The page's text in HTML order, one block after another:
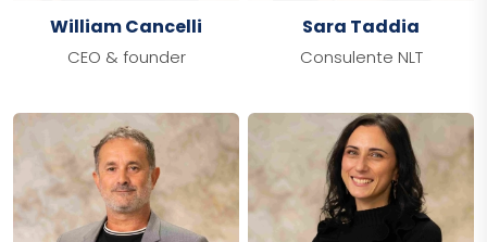
William Cancelli
CEO & founder
Sara Taddia
Consulente NLT